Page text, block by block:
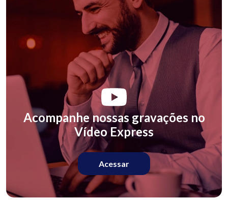
Acompanhe nossas gravações no
Vídeo Express
Acessar